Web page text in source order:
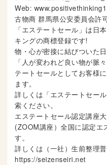
Web:
古物商 群馬県公安委員会許
「エステートセール」は日
キングの商標登録です!
物・心が密接に結びついた
「人が変われど良い物が脈
テートセールとしてお客様
ます。
詳しくは「エステートセー
索ください。
エステートセール認定講座
(ZOOM講座）全国に認定エ
す。
詳しくは（一社）生前整理
https://seizenseiri.net